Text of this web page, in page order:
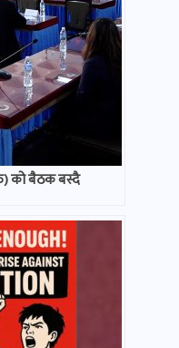
को बैठक बस्दै